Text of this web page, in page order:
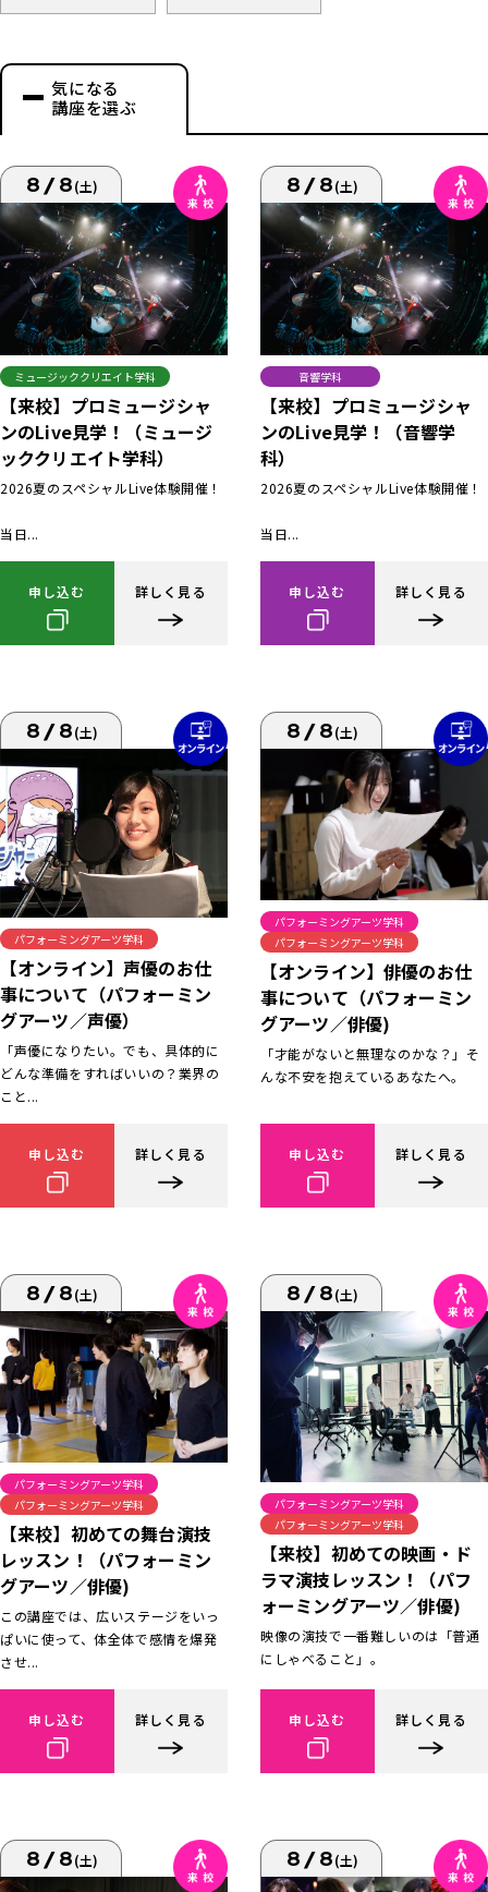
気になる
講座を選ぶ
8/8(土)
ミュージッククリエイト学科
【来校】プロミュージシャ
ンのLive見学！（ミュージ
ッククリエイト学科）
2026夏のスペシャルLive体験開催！
当日...
申し込む 詳しく見る
8/8(土)
音響学科
【来校】プロミュージシャ
ンのLive見学！（音響学
科）
2026夏のスペシャルLive体験開催！
当日...
申し込む 詳しく見る
8/8(土)
パフォーミングアーツ学科
【オンライン】声優のお仕
事について（パフォーミン
グアーツ／声優）
「声優になりたい。でも、具体的に
どんな準備をすればいいの？業界の
こと...
申し込む 詳しく見る
8/8(土)
パフォーミングアーツ学科
パフォーミングアーツ学科
【オンライン】俳優のお仕
事について（パフォーミン
グアーツ／俳優)
「才能がないと無理なのかな？」そ
んな不安を抱えているあなたへ。
申し込む 詳しく見る
8/8(土)
パフォーミングアーツ学科
パフォーミングアーツ学科
【来校】初めての舞台演技
レッスン！（パフォーミン
グアーツ／俳優)
この講座では、広いステージをいっ
ぱいに使って、体全体で感情を爆発
させ...
申し込む 詳しく見る
8/8(土)
パフォーミングアーツ学科
パフォーミングアーツ学科
【来校】初めての映画・ド
ラマ演技レッスン！（パフ
ォーミングアーツ／俳優)
映像の演技で一番難しいのは「普通
にしゃべること」。
申し込む 詳しく見る
8/8(土) 8/8(土)